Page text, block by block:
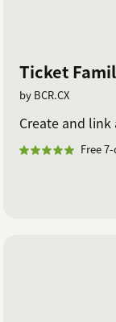
Ticket
by BCR.CX
Create and
Free